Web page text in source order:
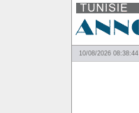
10/08/2026 08:38:44